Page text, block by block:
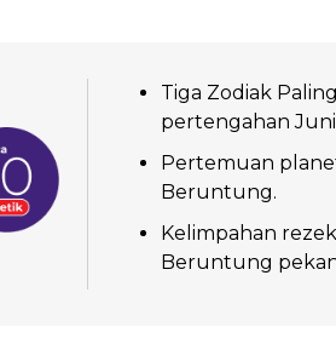
Tiga Zodiak
pertengahan
Pertemuan
Beruntung.
Kelimpahan
Beruntung